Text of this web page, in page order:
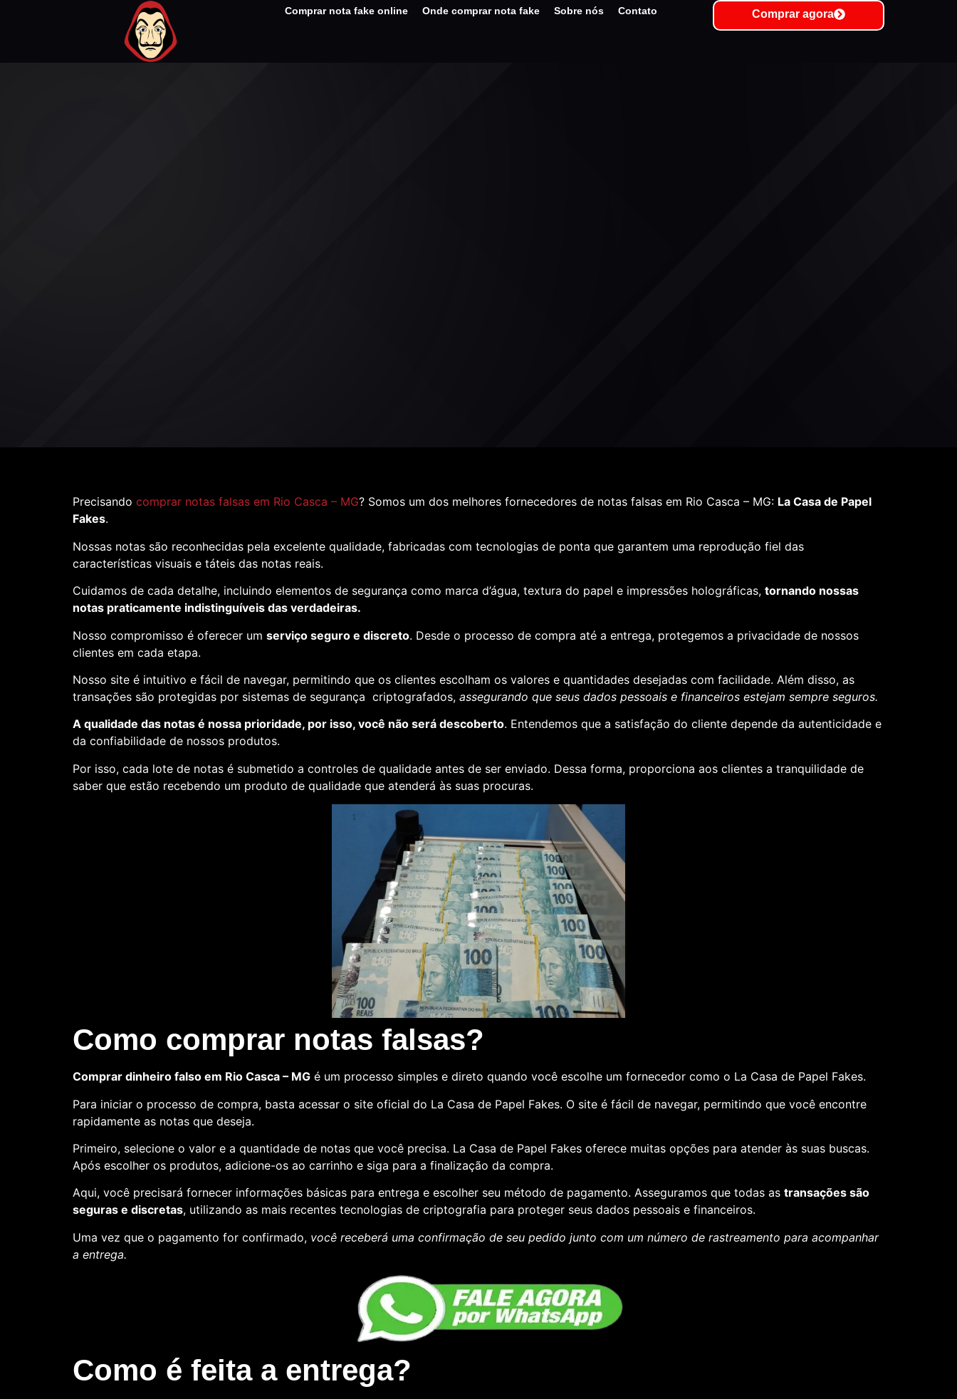
Comprar nota fake online Onde comprar nota fake Sobre nós Contato Comprar agora
Precisando comprar notas falsas em Rio Casca – MG? Somos um dos melhores fornecedores de notas falsas em Rio Casca – MG: La Casa de Papel
Fakes.
Nossas notas são reconhecidas pela excelente qualidade, fabricadas com tecnologias de ponta que garantem uma reprodução fiel das
características visuais e táteis das notas reais.
Cuidamos de cada detalhe, incluindo elementos de segurança como marca d’água, textura do papel e impressões holográficas, tornando nossas
notas praticamente indistinguíveis das verdadeiras.
Nosso compromisso é oferecer um serviço seguro e discreto. Desde o processo de compra até a entrega, protegemos a privacidade de nossos
clientes em cada etapa.
Nosso site é intuitivo e fácil de navegar, permitindo que os clientes escolham os valores e quantidades desejadas com facilidade. Além disso, as
transações são protegidas por sistemas de segurança criptografados, assegurando que seus dados pessoais e financeiros estejam sempre seguros.
A qualidade das notas é nossa prioridade, por isso, você não será descoberto. Entendemos que a satisfação do cliente depende da autenticidade e
da confiabilidade de nossos produtos.
Por isso, cada lote de notas é submetido a controles de qualidade antes de ser enviado. Dessa forma, proporciona aos clientes a tranquilidade de
saber que estão recebendo um produto de qualidade que atenderá às suas procuras.
Como comprar notas falsas?
Comprar dinheiro falso em Rio Casca – MG é um processo simples e direto quando você escolhe um fornecedor como o La Casa de Papel Fakes.
Para iniciar o processo de compra, basta acessar o site oficial do La Casa de Papel Fakes. O site é fácil de navegar, permitindo que você encontre
rapidamente as notas que deseja.
Primeiro, selecione o valor e a quantidade de notas que você precisa. La Casa de Papel Fakes oferece muitas opções para atender às suas buscas.
Após escolher os produtos, adicione-os ao carrinho e siga para a finalização da compra.
Aqui, você precisará fornecer informações básicas para entrega e escolher seu método de pagamento. Asseguramos que todas as transações são
seguras e discretas, utilizando as mais recentes tecnologias de criptografia para proteger seus dados pessoais e financeiros.
Uma vez que o pagamento for confirmado, você receberá uma confirmação de seu pedido junto com um número de rastreamento para acompanhar
a entrega.
Como é feita a entrega?